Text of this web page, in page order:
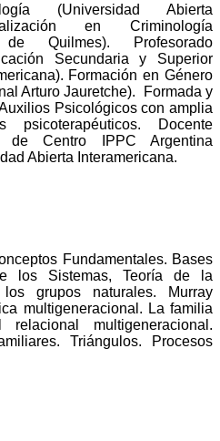
(Universidad Abierta
en Criminología
Quilmes). Profesorado
Secundaria y Superior
Formación en Género
Arturo Jauretche). Formada y
Psicológicos con amplia
psicoterapéuticos. Docente
de Centro IPPC Argentina
Abierta Interamericana.
Fundamentales. Bases
los Sistemas, Teoría de la
grupos naturales.
Murray
multigeneracional. La familia
multigeneracional.
Triángulos. Procesos